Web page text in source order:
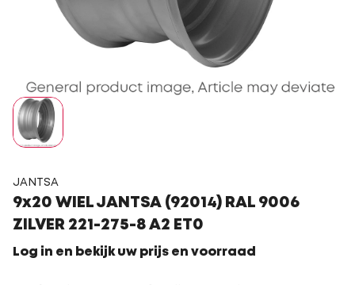
JANTSA
9x20 WIEL JANTSA (92014) RAL 9006
ZILVER 221-275-8 A2 ET0
Log in en bekijk uw prijs en voorraad